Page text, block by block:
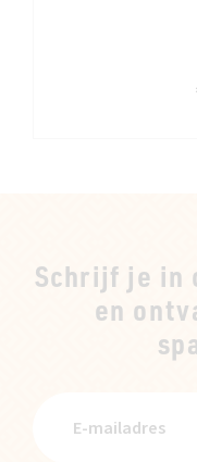
Schrijf je in
en